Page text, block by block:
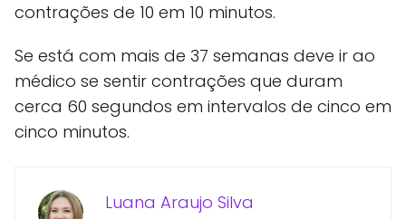
contrações de 10 em 10 minutos.
Se está com mais de 37 semanas deve ir ao
médico se sentir contrações que duram
cerca 60 segundos em intervalos de cinco em
cinco minutos.
Luana Araujo Silva